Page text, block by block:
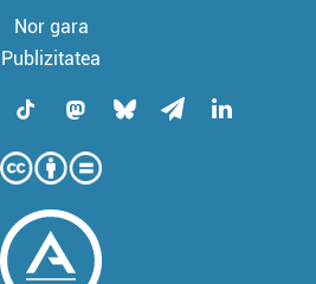
Nor gara
Publizitatea